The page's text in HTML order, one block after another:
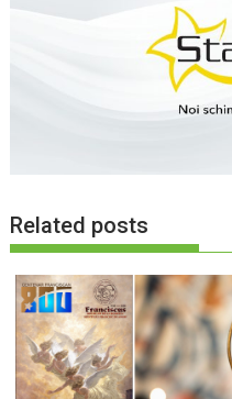
Related posts